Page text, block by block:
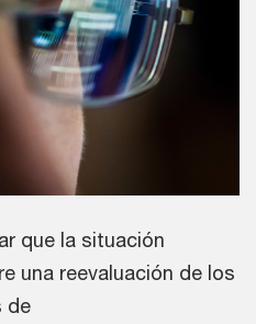
que la situación
una reevaluación de los
de